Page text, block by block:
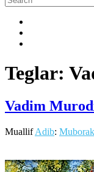
Teglar:
Vadim
MuallifAdib: